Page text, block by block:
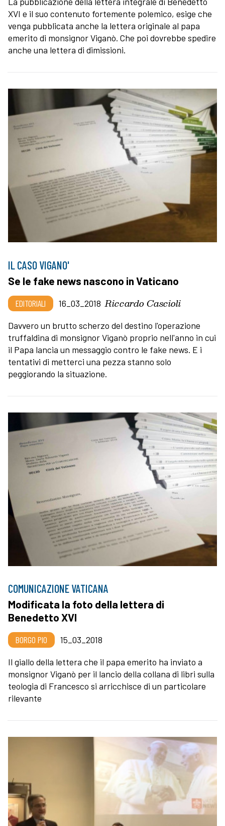
XVI e il suo contenuto fortemente polemico, esige che
venga pubblicata anche la lettera originale al papa
emerito di monsignor Viganò. Che poi dovrebbe spedire
anche una lettera di dimissioni.
IL CASO VIGANO'
Se le fake news nascono in Vaticano
EDITORIALI 16_03_2018 Riccardo Cascioli
Davvero un brutto scherzo del destino l'operazione
truffaldina di monsignor Viganò proprio nell'anno in cui
il Papa lancia un messaggio contro le fake news. E i
tentativi di metterci una pezza stanno solo
peggiorando la situazione.
COMUNICAZIONE VATICANA
Modificata la foto della lettera di
Benedetto XVI
BORGO PIO
15_03_2018
Il giallo della lettera che il papa emerito ha inviato a
monsignor Viganò per il lancio della collana di libri sulla
teologia di Francesco si arricchisce di un particolare
rilevante